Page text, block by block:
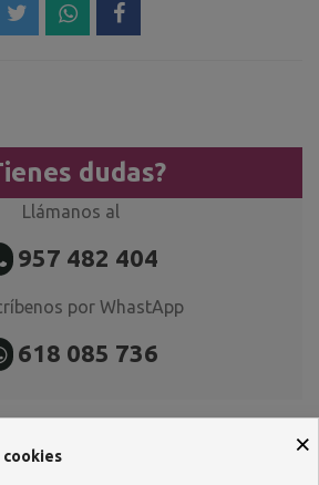
dudas?
Llámanos al
957 482 404
por WhastApp
618 085 736
×
cookies